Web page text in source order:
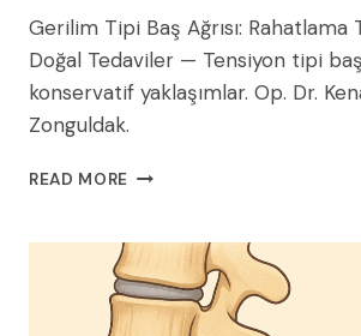
Gerilim Tipi Baş Ağrısı: Rahatlama
Doğal Tedaviler — Tensiyon tipi baş
konservatif yaklaşımlar. Op. Dr.
Zonguldak.
READ MORE GERILIM
AĞRISI:
RAHATLAMA
TEKNIKLERI
VE